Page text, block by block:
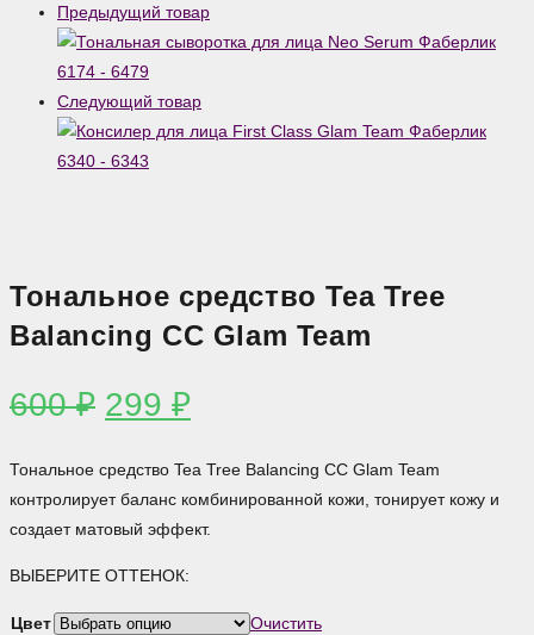
Предыдущий товар
Следующий товар
Тональное средство Tea Tree
Balancing CC Glam Team
600₽ Первоначальная
составляла
600 ₽.
299 ₽Текущая
299 ₽.
Тональное средство Tea Tree Balancing CC Glam Team
контролирует баланс комбинированной кожи, тонирует кожу и
создает матовый эффект.
ВЫБЕРИТЕ ОТТЕНОК:
Цвет
Очистить